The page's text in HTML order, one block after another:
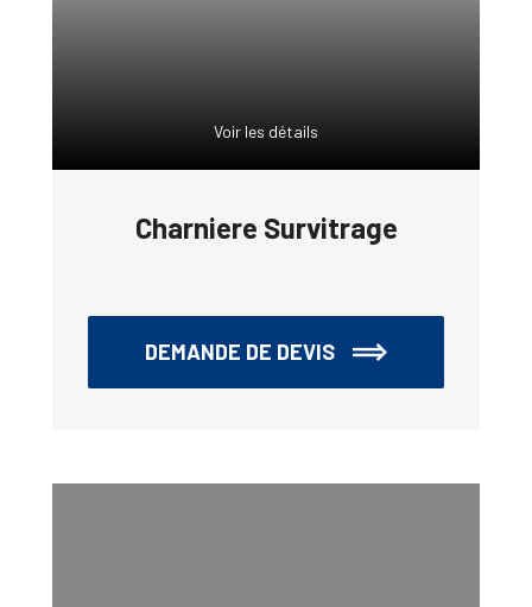
Voir les détails
Charniere Survitrage
DEMANDE DE DEVIS